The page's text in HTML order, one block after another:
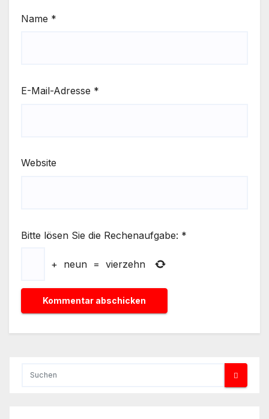
Name *
E-Mail-Adresse *
Website
Bitte lösen Sie die Rechenaufgabe: *
+ neun = vierzehn